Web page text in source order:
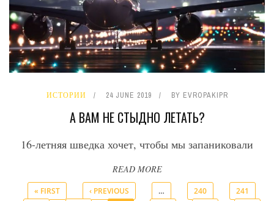
ИСТОРИИ 24 JUNE 2019 BY EVROPAKIPR
А ВАМ НЕ СТЫДНО ЛЕТАТЬ?
16-летняя шведка хочет, чтобы мы запаниковали
READ MORE
« FIRST ‹ PREVIOUS … 240
241